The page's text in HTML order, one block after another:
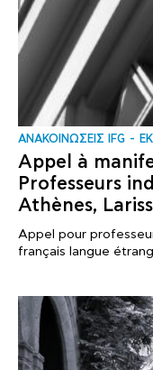
ΑΝΑΚΟΙΝΩΣΕΙΣ IFG
Appel à
Professeurs
Athènes,
Appel pour
français langue